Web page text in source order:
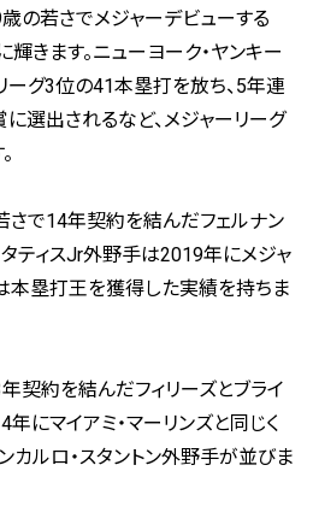
の若さでメジャーデビューする
きます。ニューヨーク・ヤンキー
ーグ3位の41本塁打を放ち、5年連
選出されるなど、メジャーリーグ
さで14年契約を結んだフェルナン
タティスJr外野手は2019年にメジャ
本塁打王を獲得した実績を持ちま
契約を結んだフィリーズとブライ
にマイアミ・マーリンズと同じく
カルロ・スタントン外野手が並びま